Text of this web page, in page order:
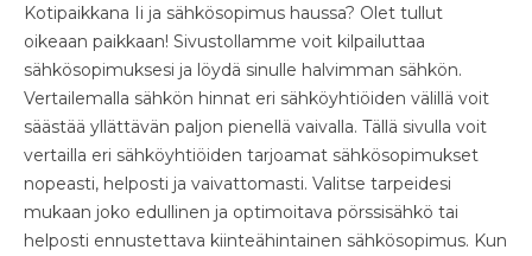
Kotipaikkana Ii ja sähkösopimus haussa? Olet tullut
oikeaan paikkaan! Sivustollamme voit kilpailuttaa
sähkösopimuksesi ja löydä sinulle halvimman sähkön.
Vertailemalla sähkön hinnat eri sähköyhtiöiden välillä voit
säästää yllättävän paljon pienellä vaivalla. Tällä sivulla voit
vertailla eri sähköyhtiöiden tarjoamat sähkösopimukset
nopeasti, helposti ja vaivattomasti. Valitse tarpeidesi
mukaan joko edullinen ja optimoitava pörssisähkö tai
helposti ennustettava kiinteähintainen sähkösopimus. Kun